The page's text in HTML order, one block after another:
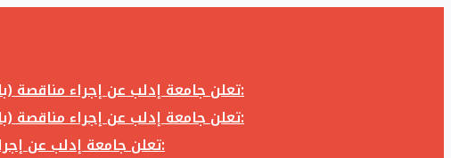
تعلن جامعة إدلب عن إجراء مناقصة (بالظرف المختوم) لشراء وتوريد كاميرا تصوير وعدسة كاميرا لزوم المكتب الإعلامي في جامعة إدلب وفق الآتي:
تعلن جامعة إدلب عن إجراء مناقصة (بالظرف المختوم) لشراء وتوريد كاميرا تصوير وعدسة كاميرا لزوم المكتب الإعلامي في جامعة إدلب وفق الآتي:
تعلن جامعة إدلب عن إجراء مناقصة (بالظرف المختوم) لأعمال تجهيز مخبر الدراسات العليا في كلية العلوم في جامعة ادلب وفق الآتي: